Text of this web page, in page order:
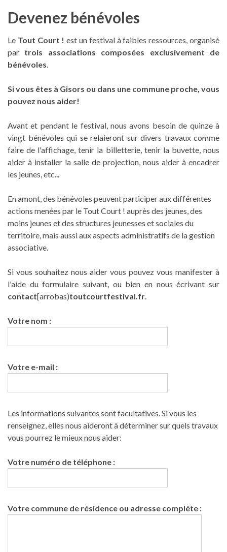
Devenez bénévoles
Le Tout Court ! est un festival à faibles ressources, organisé
par trois associations composées exclusivement de
bénévoles.
Si vous êtes à Gisors ou dans une commune proche, vous
pouvez nous aider!
Avant et pendant le festival, nous avons besoin de quinze à
vingt bénévoles qui se relaieront sur divers travaux comme
faire de l'affichage, tenir la billetterie, tenir la buvette, nous
aider à installer la salle de projection, nous aider à encadrer
les jeunes, etc...
En amont, des bénévoles peuvent participer aux différentes
actions menées par le Tout Court ! auprès des jeunes, des
moins jeunes et des structures jeunesses et sociales du
territoire, mais aussi aux aspects administratifs de la gestion
associative.
Si vous souhaitez nous aider vous pouvez vous manifester à
l'aide du formulaire suivant, ou bien en nous écrivant sur
contact[arrobas)toutcourtfestival.fr.
Votre nom :
Votre e-mail :
Les informations suivantes sont facultatives. Si vous les
renseignez, elles nous aideront à déterminer sur quels travaux
vous pourrez le mieux nous aider:
Votre numéro de téléphone :
Votre commune de résidence ou adresse complète :